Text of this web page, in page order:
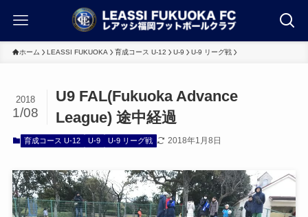
ホーム LEASSI FUKUOKA 育成コース U-12 U-9 U-9 リーグ戦
U9 FAL(Fukuoka Advance
League) 途中経過
2018
1/08
育成コース U-12 U-9 U-9 リーグ戦 2018年1月8日